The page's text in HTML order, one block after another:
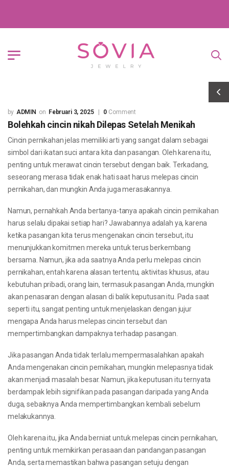
ADMIN Februari 3, 2025 0 Comment
Bolehkah cincin nikah Dilepas Setelah Menikah
Cincin pernikahan jelas memiliki arti yang sangat dalam sebagai
simbol dari ikatan suci antara kita dan pasangan. Oleh karena itu,
penting untuk merawat cincin tersebut dengan baik. Terkadang,
seseorang merasa tidak enak hati saat harus melepas cincin
pernikahan, dan mungkin Anda juga merasakannya.
Namun, pernahkah Anda bertanya-tanya apakah cincin pernikahan
harus selalu dipakai setiap hari? Jawabannya adalah ya, karena
ketika pasangan kita terus mengenakan cincin tersebut, itu
menunjukkan komitmen mereka untuk terus berkembang
bersama. Namun, jika ada saatnya Anda perlu melepas cincin
pernikahan, entah karena alasan tertentu, aktivitas khusus, atau
kebutuhan pribadi, orang lain, termasuk pasangan Anda, mungkin
akan penasaran dengan alasan di balik keputusan itu. Pada saat
seperti itu, sangat penting untuk menjelaskan dengan jujur
mengapa Anda harus melepas cincin tersebut dan
mempertimbangkan dampaknya terhadap pasangan.
Jika pasangan Anda tidak terlalu mempermasalahkan apakah
Anda mengenakan cincin pernikahan, mungkin melepasnya tidak
akan menjadi masalah besar. Namun, jika keputusan itu ternyata
berdampak lebih signifikan pada pasangan daripada yang Anda
duga, sebaiknya Anda mempertimbangkan kembali sebelum
melakukannya.
Oleh karena itu, jika Anda berniat untuk melepas cincin pernikahan,
penting untuk memikirkan perasaan dan pandangan pasangan
Anda, serta memastikan bahwa pasangan setuju dengan